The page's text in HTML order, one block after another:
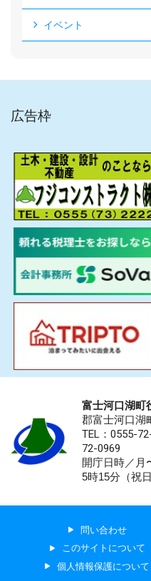
イベント
広告枠
富士河口湖町
郡富士河口湖
TEL：0555-
72-0969
開庁日時／
5時15分（祝
問い合わせ
このサイトについて
個人情報保護について